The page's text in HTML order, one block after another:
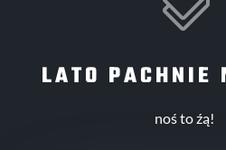
LATO PACHNIE
noś to źą!